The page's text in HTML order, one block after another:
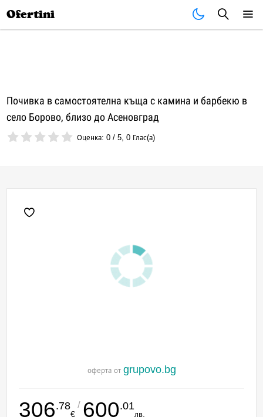
Ofertini
Почивка в самостоятелна къща с камина и барбекю в
село Борово, близо до Асеновград
Оценка:0 /5,0 Глас(а)
оферта от grupovo.bg
306.78
€
/ 600.01
лв.